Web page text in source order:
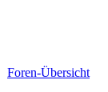
Foren-Übersicht